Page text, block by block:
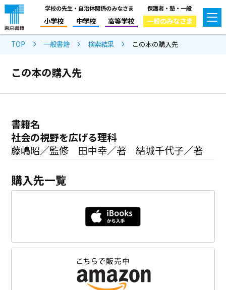
学校の先生・自治体関係のみなさま
小学校 中学校 高等学校
保護者・塾・一般
一般のみなさま
TOP 一般書籍 検索結果 この本の購入先
この本の購入先
書籍名
社会の視野を広げる理科
藤嶋昭／監修 田中幸／著 結城千代子／著
購入先一覧